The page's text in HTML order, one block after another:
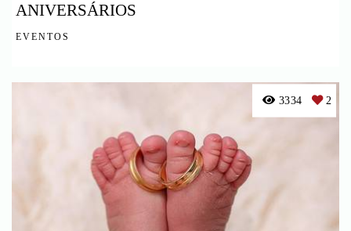
ANIVERSÁRIOS
EVENTOS
3334 2